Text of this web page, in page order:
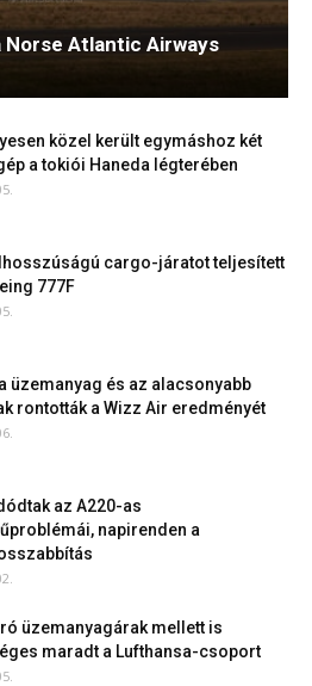
Atlantic Airways
közel került egymáshoz két
a tokiói Haneda légterében
cargo-járatot teljesített
777F
üzemanyag és az alacsonyabb
rontották a Wizz Air eredményét
az A220-as
napirenden a
üzemanyagárak mellett is
maradt a Lufthansa-csoport